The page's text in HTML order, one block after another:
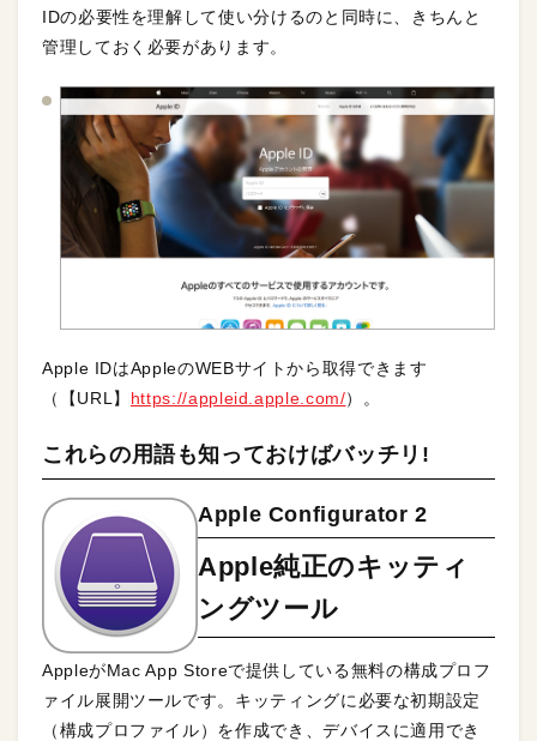
IDの必要性を理解して使い分けるのと同時に、きちんと
管理しておく必要があります。
Apple IDはAppleのWEBサイトから取得できます
（【URL】 https://appleid.apple.com/）。
これらの用語も知っておけばバッチリ!
Apple Configurator 2
Apple純正のキッティ
ングツール
AppleがMac App Storeで提供している無料の構成プロフ
ァイル展開ツールです。キッティングに必要な初期設定
（構成プロファイル）を作成でき、デバイスに適用でき